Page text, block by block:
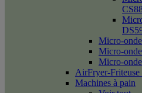
Micro-
Micro-
Micro-
AirFryer-Friteuse
Machines à pain